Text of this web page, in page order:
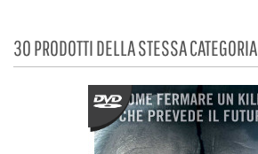
30 PRODOTTI DELLA STESSA CATEGORIA